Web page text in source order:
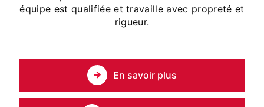
équipe est qualifiée et travaille avec propreté et
rigueur.
En savoir plus